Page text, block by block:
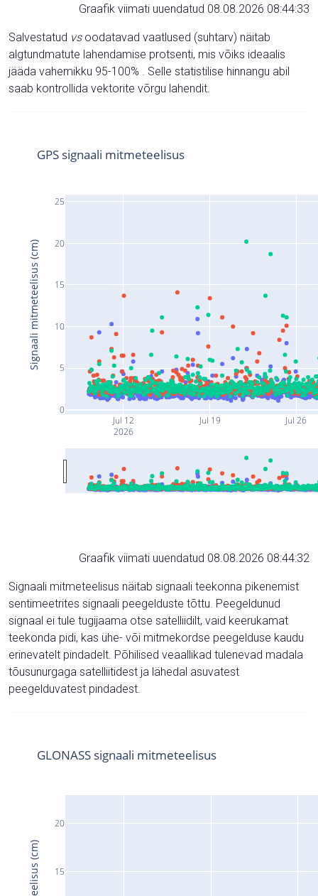
Graafik viimati uuendatud 08.08.2026 08:44:33
Salvestatud vsoodatavad vaatlused (suhtarv) näitab
algtundmatute lahendamise protsenti, mis võiks ideaalis
jääda vahemikku 95-100% . Selle statistilise hinnangu abil
saab kontrollida vektorite võrgu lahendit.
Jul 12
2026
Jul 19 Jul 26
0
5
10
15
20
25
GPS signaali mitmeteelisus
Signaali mitmeteelisus (cm)
Graafik viimati uuendatud 08.08.2026 08:44:32
Signaali mitmeteelisus näitab signaali teekonna pikenemist
sentimeetrites signaali peegelduste tõttu. Peegeldunud
signaal ei tule tugijaama otse satelliidilt, vaid keerukamat
teekonda pidi, kas ühe- või mitmekordse peegelduse kaudu
erinevatelt pindadelt. Põhilised veaallikad tulenevad madala
tõusunurgaga satelliitidest ja lähedal asuvatest
peegelduvatest pindadest.
15
20
GLONASS signaali mitmeteelisus